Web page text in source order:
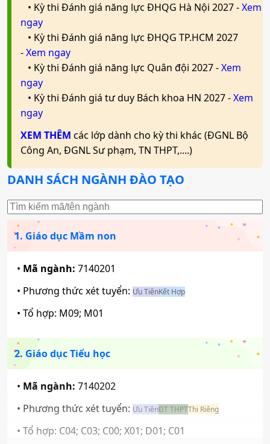
Mã ngành:
7340301
Tổ hợp:X01; X21; X02; X26; C03; C04
Luật kinh tế
Mã ngành:
Tổ hợp:C00; X74; X70; D14; X01; C03
Công nghệ thông tin
Mã ngành:7480201
Tổ hợp:D01; A00; A01; X26; X06; D07
Kỹ thuật xây dựng
Quản trị dịch vụ du lịch và lữ hành
• Kỳ thi Đánh giá năng lực ĐHQG Hà Nội 2027 -Xem
ngay
• Kỳ thi Đánh giá năng lực ĐHQG TP.HCM 2027
-Xem ngay
• Kỳ thi Đánh giá năng lực Quân đội 2027 -Xem
ngay
• Kỳ thi Đánh giá tư duy Bách khoa HN 2027 -Xem
ngay
XEM THÊM các lớp dành cho kỳ thi khác (ĐGNL Bộ
Công An, ĐGNL Sư phạm, TN THPT,....)
DANH SÁCH NGÀNH ĐÀO TẠO
1. Giáo dục Mầm non
• Mã ngành: 7140201
• Phương thức xét tuyển: Ưu TiênKết Hợp
• Tổ hợp: M09; M01
2. Giáo dục Tiểu học
• Mã ngành: 7140202
• Phương thức xét tuyển: Ưu TiênĐT THPTThi Riêng
• Tổ hợp: C04; C03; C00; X01; D01; C01